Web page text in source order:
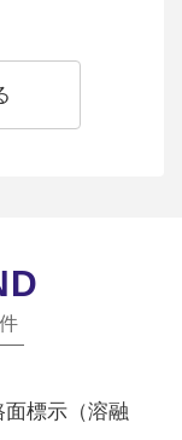
面標示（溶融